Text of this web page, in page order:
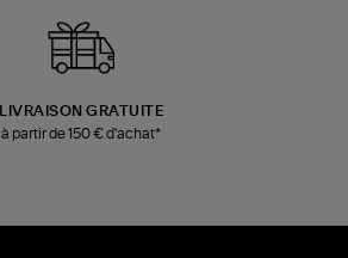
LIVRAISON GRATUITE
à partir de 150 € d'achat*